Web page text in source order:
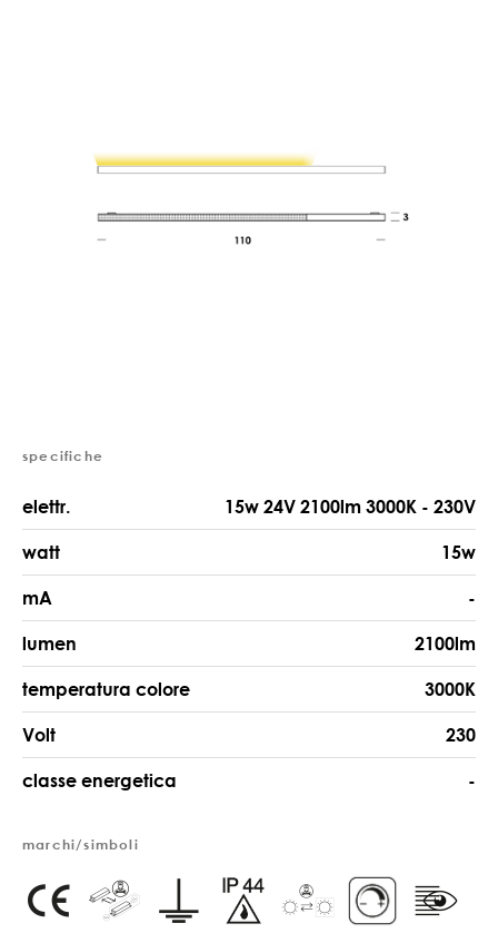
specifiche
elettr. 15w 24V 2100lm 3000K - 230V
watt 15w
mA -
lumen 2100lm
temperatura colore 3000K
Volt 230
classe energetica -
marchi/simboli